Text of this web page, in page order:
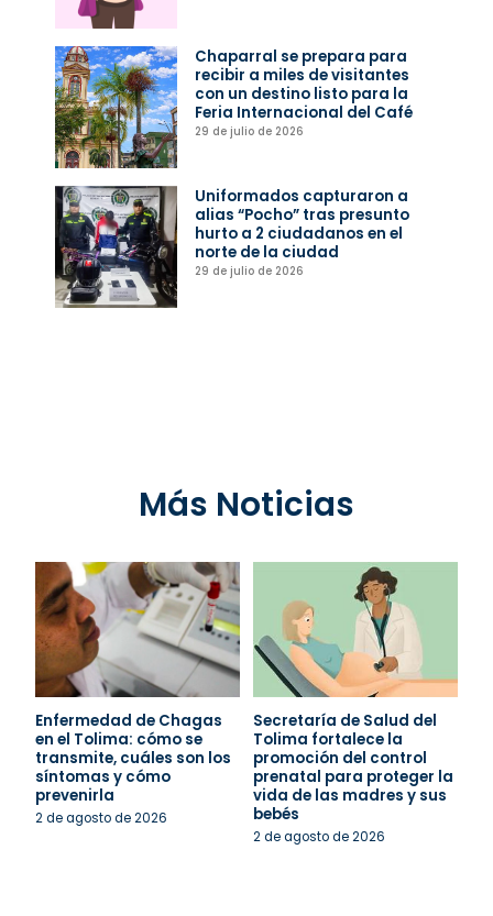
Chaparral se prepara para
recibir a miles de visitantes
con un destino listo para la
Feria Internacional del Café
29 de julio de 2026
Uniformados capturaron a
alias “Pocho” tras presunto
hurto a 2 ciudadanos en el
norte de la ciudad
29 de julio de 2026
Más Noticias
Enfermedad de Chagas
en el Tolima: cómo se
transmite, cuáles son los
síntomas y cómo
prevenirla
2 de agosto de 2026
Secretaría de Salud del
Tolima fortalece la
promoción del control
prenatal para proteger la
vida de las madres y sus
bebés
2 de agosto de 2026